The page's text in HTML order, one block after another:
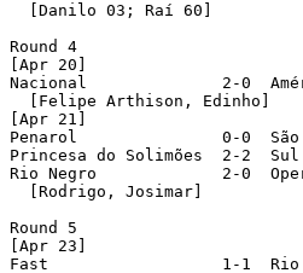
  [Danilo 03; Raí 60]
Round 4
[Apr 20]
Nacional              2-0
  [Felipe Arthison, Edinho]
[Apr 21]
Penarol               0-0  São
Princesa do Solimões  2-2  Sul
Rio Negro             2-0
  [Rodrigo, Josimar]
Round 5
[Apr 23]
Fast                  1-1  Rio